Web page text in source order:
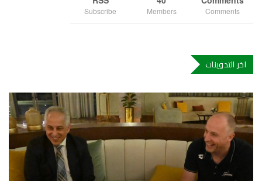
Comments
Members
Subscribe
اخر التدوينات